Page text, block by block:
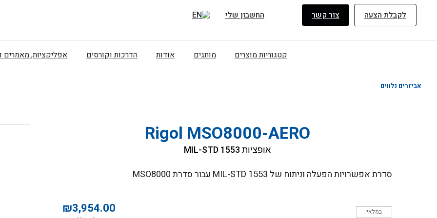
לקבלת הצעה צור קשר החשבון שלי
קטגוריות מוצרים מותגים אודות הדרכות וקורסים אפליקציות, מאמרים
אביזרים נלווים
Rigol MSO8000-AERO
אופציות MIL-STD 1553
סדרת אפשרויות הפעלה וניתוח של MIL-STD 1553 עבור סדרת MSO8000
₪3,954.00 במלאי